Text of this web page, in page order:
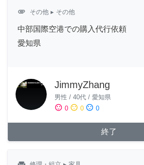
attachment その他 ▸ その他
中部国際空港での購入代行依頼
愛知県
JimmyZhang
男性 / 40代 / 愛知県
sentiment_satisfied 0 sentiment_neutral 0 sentiment_dissatisfied 0
終了